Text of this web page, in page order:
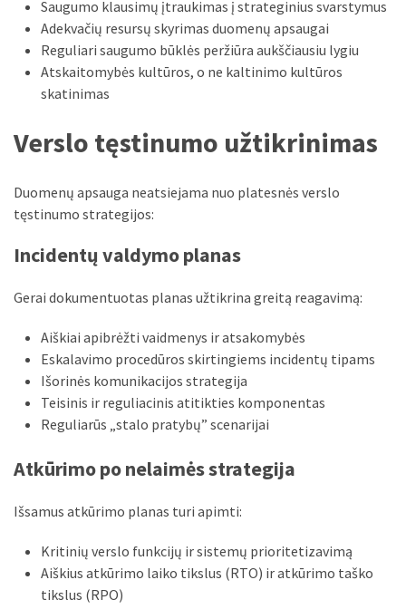
Saugumo klausimų įtraukimas į strateginius svarstymus
Adekvačių resursų skyrimas duomenų apsaugai
Reguliari saugumo būklės peržiūra aukščiausiu lygiu
Atskaitomybės kultūros, o ne kaltinimo kultūros
skatinimas
Verslo tęstinumo užtikrinimas
Duomenų apsauga neatsiejama nuo platesnės verslo
tęstinumo strategijos:
Incidentų valdymo planas
Gerai dokumentuotas planas užtikrina greitą reagavimą:
Aiškiai apibrėžti vaidmenys ir atsakomybės
Eskalavimo procedūros skirtingiems incidentų tipams
Išorinės komunikacijos strategija
Teisinis ir reguliacinis atitikties komponentas
Reguliarūs „stalo pratybų” scenarijai
Atkūrimo po nelaimės strategija
Išsamus atkūrimo planas turi apimti:
Kritinių verslo funkcijų ir sistemų prioritetizavimą
Aiškius atkūrimo laiko tikslus (RTO) ir atkūrimo taško
tikslus (RPO)